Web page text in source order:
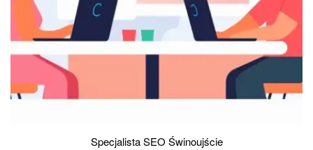
Specjalista SEO Świnoujście